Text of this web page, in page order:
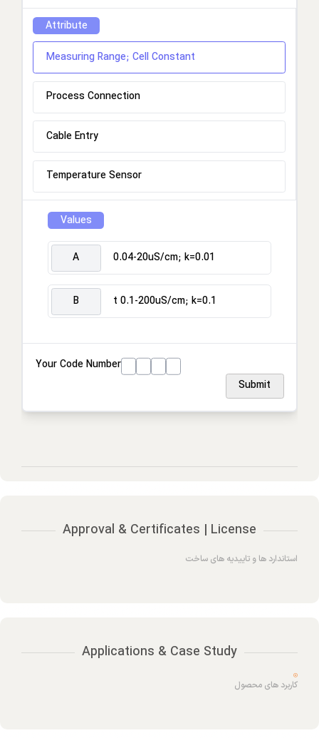
Attribute
Measuring Range; Cell Constant
Process Connection
Cable Entry
Temperature Sensor
Values
A 0.04-20uS/cm; k=0.01
B t 0.1-200uS/cm; k=0.1
Your Code Number
Submit
Approval & Certificates | License
استاندارد ها و تاییدیه های ساخت
Applications & Case Study
کاربرد های محصول